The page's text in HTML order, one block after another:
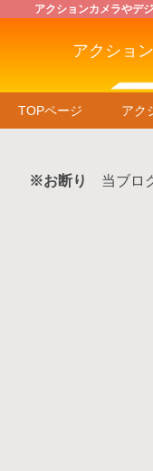
アクションカメラやデ
アクショ
TOPページ アク
※お断り 当ブロ